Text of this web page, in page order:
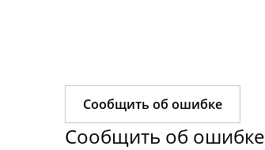
Сообщить об ошибке
Сообщить об ошибке